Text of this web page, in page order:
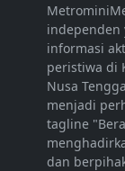
independen
informasi
peristiwa di
Nusa
menjadi
tagline
dan